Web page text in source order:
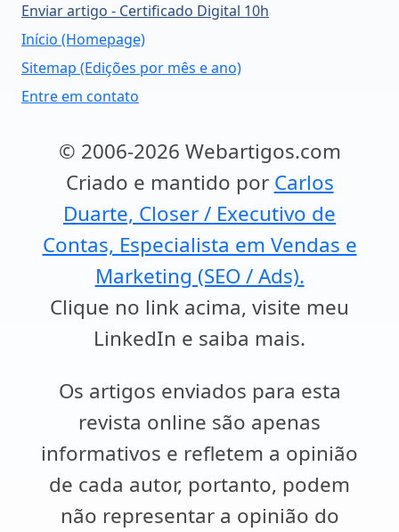
Enviar artigo - Certificado Digital 10h
Início (Homepage)
Sitemap (Edições por mês e ano)
Entre em contato
© 2006-2026 Webartigos.com
Criado e mantido por Carlos
Duarte, Closer / Executivo de
Contas, Especialista em Vendas e
Marketing (SEO / Ads).
Clique no link acima, visite meu
LinkedIn e saiba mais.
Os artigos enviados para esta
revista online são apenas
informativos e refletem a opinião
de cada autor, portanto, podem
não representar a opinião do